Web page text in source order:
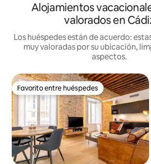
Alojamientos
valorados en
Los huéspedes están de acuerdo:
muy valoradas por su ubicación,
aspectos.
Favorito entre huéspedes
Favorito entre huéspedes